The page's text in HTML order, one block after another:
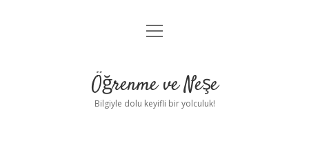
Anasayfa
Yasal Uyarı
menüyü
Öğrenme ve Neşe
Bilgiyle dolu keyifli bir yolculuk!